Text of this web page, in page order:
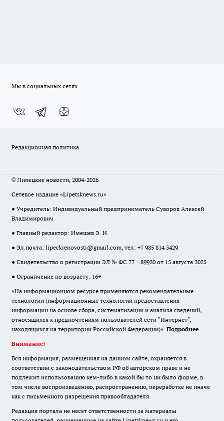
Мы в социальных сетях
Редакционная политика
© Липецкие новости, 2004-2026
Сетевое издание «Lipetsknews.ru»
● Учредитель: Индивидуальный предприниматель Суворов Алексей
Владимирович
● Главный редактор: Имешев Э. И.
● Эл.почта: lipeckienovosti@gmail.com, тел: +7 985 814 3429
● Свидетельство о регистрации ЭЛ № ФС 77 – 89920 от 15 августа 2025
● Ограничение по возрасту: 16+
«На информационном ресурсе применяются рекомендательные
технологии (информационные технологии предоставления
информации на основе сбора, систематизации и анализа сведений,
относящихся к предпочтениям пользователей сети "Интернет",
находящихся на территории Российской Федерации)». Подробнее
Внимание!
Вся информация, размещенная на данном сайте, охраняется в
соответствии с законодательством РФ об авторском праве и не
подлежит использованию кем-либо в какой бы то ни было форме, в
том числе воспроизведению, распространению, переработке не иначе
как с письменного разрешения правообладателя.
Редакция портала не несет ответственности за материалы